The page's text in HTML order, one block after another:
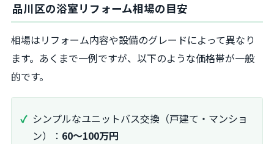
品川区の浴室リフォーム相場の目安
相場はリフォーム内容や設備のグレードによって異なり
ます。あくまで一例ですが、以下のような価格帯が一般
的です。
シンプルなユニットバス交換（戸建て・マンショ
ン）： 60～100万円